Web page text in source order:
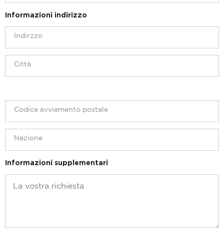
Informazioni indirizzo
Informazioni supplementari